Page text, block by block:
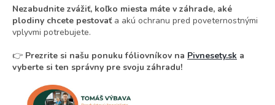
Nezabudnite zvážiť, koľko miesta máte v záhrade, aké
plodiny chcete pestovaťa akú ochranu pred poveternostnými
vplyvmi potrebujete.
👉 Prezrite si našu ponuku fóliovníkov na Pivnesety.sk a
vyberte si ten správny pre svoju záhradu!